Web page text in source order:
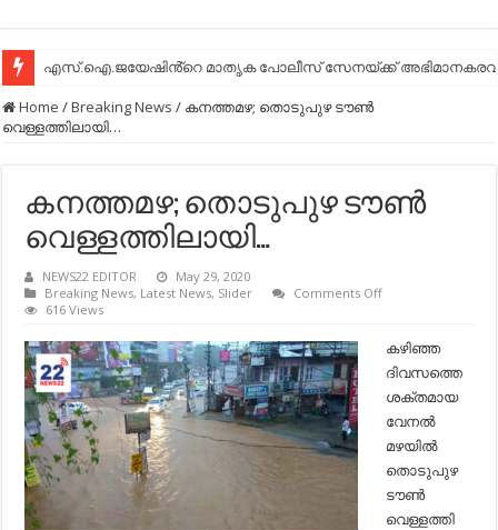
എസ്.ഐ.ജയേഷിൻ്റെ മാതൃക പോലീസ് സേനയ്ക്ക്
Home /Breaking News / കനത്തമഴ; തൊടുപുഴ ടൗണ്‍
വെള്ളത്തിലായി…
കനത്തമഴ; തൊടുപുഴ ടൗണ്‍
വെള്ളത്തിലായി…
NEWS22 EDITOR
May 29, 2020
Breaking News, Latest News, Slider Comments Offon
ടൗണ്‍
വെള്ളത്തിലായി…
616 Views
കഴിഞ്ഞ
ദിവസത്തെ
ശക്തമായ
വേനല്‍
മഴയില്‍
തൊടുപുഴ
ടൗണ്‍
വെള്ളത്തി